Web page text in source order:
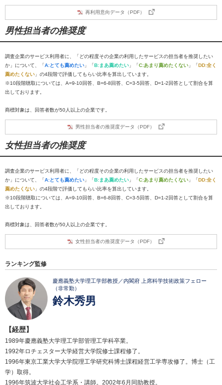
再利用意向データ（PDF）
男性担当者の推奨度
調査企業のサービス利用者に、「どの程度その企業の利用したサービスの担当者を推奨したい
か」について、「A:とても薦めたい 」「B:まあ薦めたい 」「C:あまり薦めたくない 」「DD:全く
薦めたくない 」の4段階で評価してもらい比率を算出しています。
※10段階聴取については、A=9-10回答、B=6-8回答、C=3-5回答、D=1-2回答として割合を算
出しております。
商標対象は、回答者数が50人以上の企業です。
男性担当者の推奨度データ（PDF）
女性担当者の推奨度
調査企業のサービス利用者に、「どの程度その企業の利用したサービスの担当者を推奨したい
か」について、「A:とても薦めたい 」「B:まあ薦めたい 」「C:あまり薦めたくない 」「DD:全く
薦めたくない 」の4段階で評価してもらい比率を算出しています。
※10段階聴取については、A=9-10回答、B=6-8回答、C=3-5回答、D=1-2回答として割合を算
出しております。
商標対象は、回答者数が50人以上の企業です。
女性担当者の推奨度データ（PDF）
ランキング監修
慶應義塾大学理工学部教授／内閣府 上席科学技術政策フェロー
（非常勤）
鈴木秀男
【経歴】
1989年慶應義塾大学理工学部管理工学科卒業。
1992年ロチェスター大学経営大学院修士課程修了。
1996年東京工業大学大学院理工学研究科博士課程経営工学専攻修了。博士（工
学）取得。
1996年筑波大学社会工学系・講師。2002年6月同助教授。